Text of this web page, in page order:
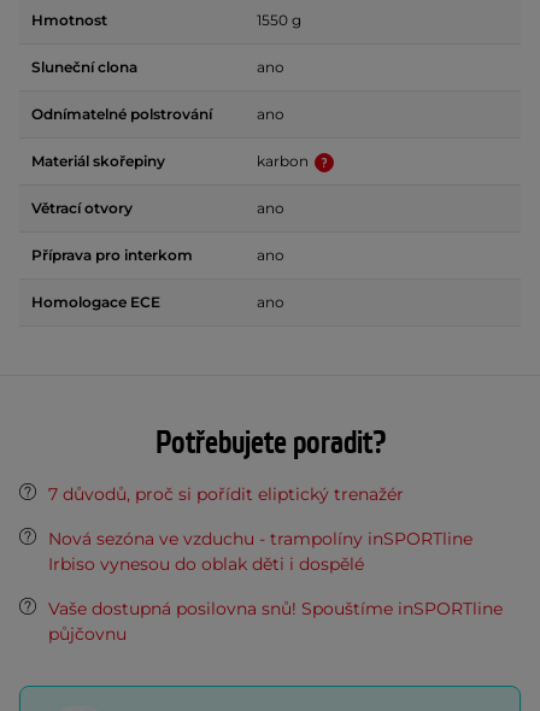
Hmotnost 1550 g
Sluneční clona ano
Odnímatelné polstrování ano
Materiál skořepiny karbon
Větrací otvory ano
Příprava pro interkom ano
Homologace ECE ano
Potřebujete poradit?
7 důvodů, proč si pořídit eliptický trenažér
Nová sezóna ve vzduchu - trampolíny inSPORTline
Irbiso vynesou do oblak děti i dospělé
Vaše dostupná posilovna snů! Spouštíme inSPORTline
půjčovnu